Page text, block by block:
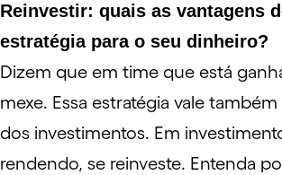
Reinvestir: quais as vantagens
estratégia para o seu dinheiro?
Dizem que em time que está
mexe. Essa estratégia vale
dos investimentos. Em
rendendo, se reinveste. Entenda